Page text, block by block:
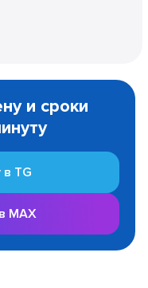
и сроки
в TG
MAX